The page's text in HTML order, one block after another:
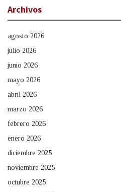
Archivos
agosto 2026
julio 2026
junio 2026
mayo 2026
abril 2026
marzo 2026
febrero 2026
enero 2026
diciembre 2025
noviembre 2025
octubre 2025